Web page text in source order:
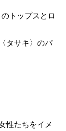
トップスとロ
タサキ〉のパ
性たちをイメ